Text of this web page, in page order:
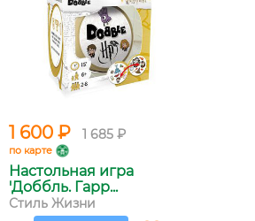
1 600 ₽ 1 685 ₽
по карте
Настольная игра
'Доббль. Гарр...
Стиль Жизни